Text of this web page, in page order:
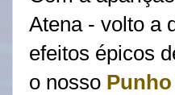
Atena - volto a
efeitos épicos
o nosso